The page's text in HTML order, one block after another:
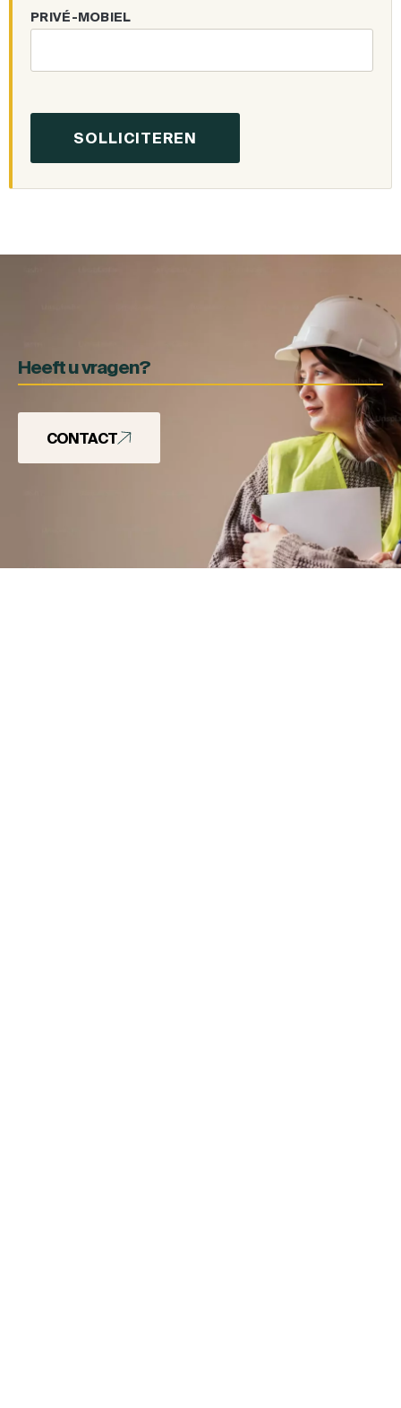
PRIVÉ-MOBIEL
Heeft u vragen?
CONTACT